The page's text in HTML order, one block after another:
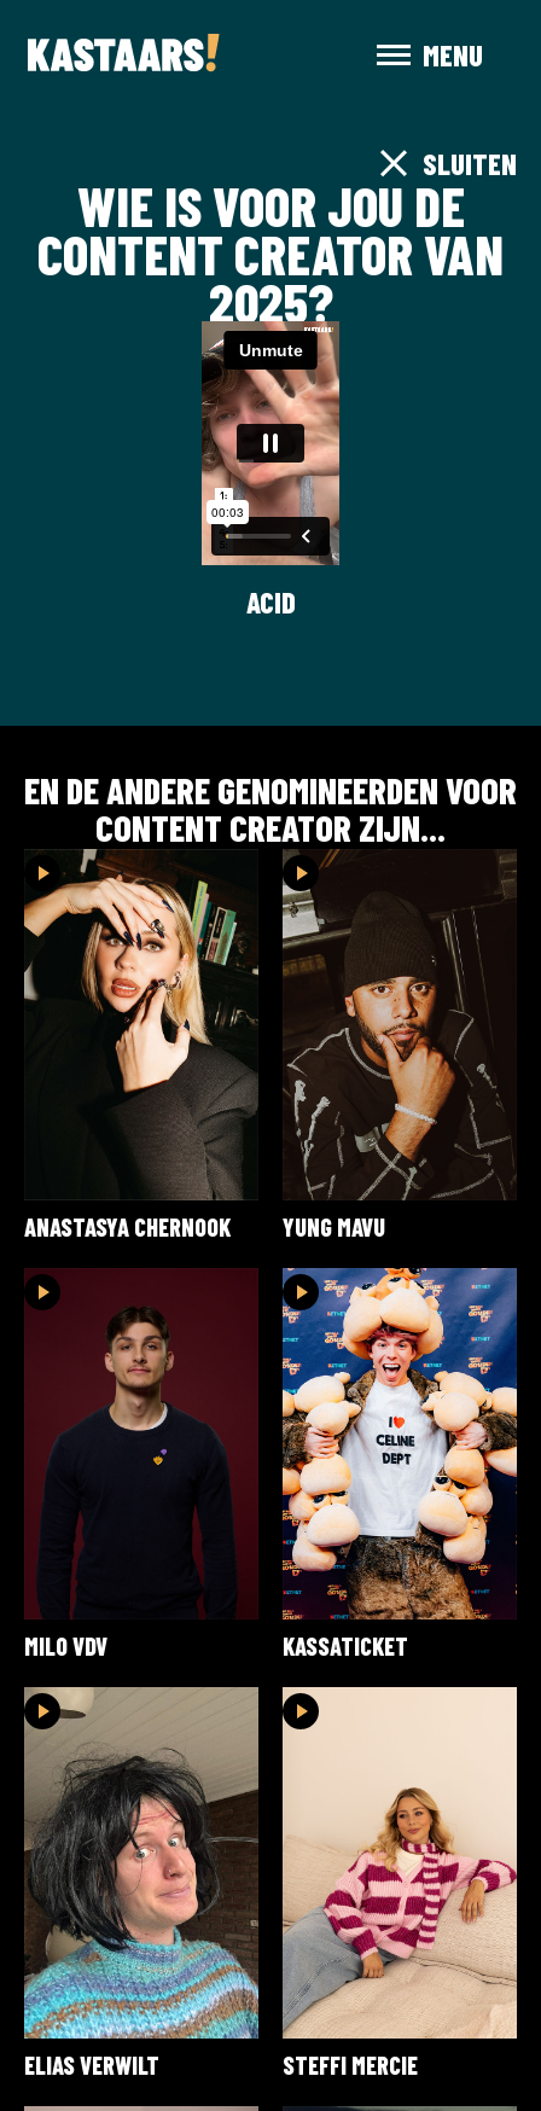
MENU
SLUITEN
WIE IS VOOR JOU DE
CONTENT CREATOR VAN
2025?
ACID
EN DE ANDERE GENOMINEERDEN VOOR
CONTENT CREATOR ZIJN...
ANASTASYA CHERNOOK YUNG MAVU
MILO VDV KASSATICKET
ELIAS VERWILT STEFFI MERCIE